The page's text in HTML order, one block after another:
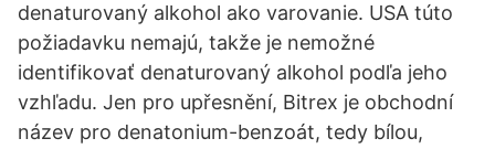
denaturovaný alkohol ako varovanie. USA túto
požiadavku nemajú, takže je nemožné
identifikovať denaturovaný alkohol podľa jeho
vzhľadu. Jen pro upřesnění, Bitrex je obchodní
název pro denatonium-benzoát, tedy bílou,